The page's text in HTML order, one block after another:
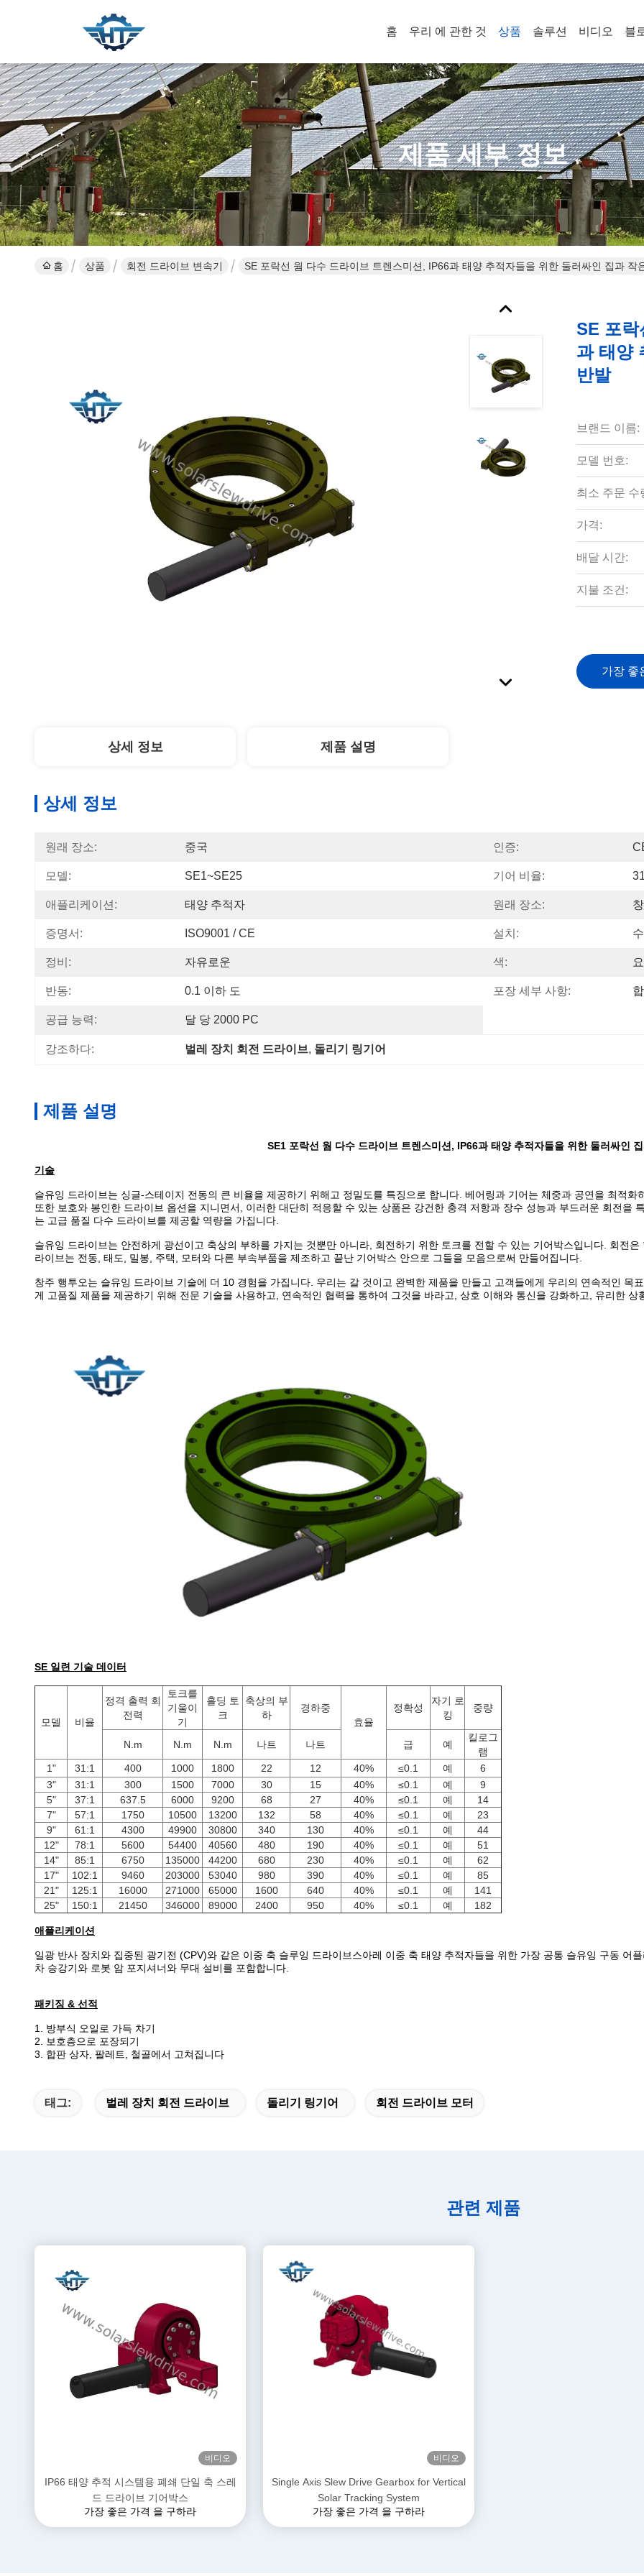
홈 우리 에 관한 것 상품 솔루션 비디오 블
제품 세부 정보
홈 상품 회전 드라이브 변속기 SE 포락선 웜 다수 드라이브 트렌스미션, IP66과 태양 추적자들을 위한 둘러싸인 집과 작
SE 포락
과 태양
반발
브랜드 이름:
모델 번호:
최소 주문 수
가격:
배달 시간:
지불 조건:
가장 좋
상세 정보 제품 설명
상세 정보
원래 장소: 중국 인증:
모델: SE1~SE25 기어 비율:
애플리케이션: 태양 추적자 원래 장소:
증명서: ISO9001 / CE 설치:
정비: 자유로운 색:
반동: 0.1 이하 도 포장 세부 사항:
공급 능력: 달 당 2000 PC
강조하다: 벌레 장치 회전 드라이브, 돌리기 링기어
제품 설명
SE1 포락선 웜 다수 드라이브 트렌스미션, IP66과 태양 추적자들을 위한 둘러싸인
기술
슬유잉 드라이브는 싱글-스테이지 전동의 큰 비율을 제공하기 위해고 정밀도를 특징으로 합니다. 베어링과 기어는 체중과 공연을 최적
또한 보호와 봉인한 드라이브 옵션을 지니면서, 이러한 대단히 적응할 수 있는 상품은 강건한 충격 저항과 장수 성능과 부드러운 회전을
는 고급 품질 다수 드라이브를 제공할 역량을 가집니다.
슬유잉 드라이브는 안전하게 광선이고 축상의 부하를 가지는 것뿐만 아니라, 회전하기 위한 토크를 전할 수 있는 기어박스입니다. 회전
라이브는 전동, 태도, 밀봉, 주택, 모터와 다른 부속부품을 제조하고 끝난 기어박스 안으로 그들을 모음으로써 만들어집니다.
창주 행투오는 슬유잉 드라이브 기술에 더 10 경험을 가집니다. 우리는 갈 것이고 완벽한 제품을 만들고 고객들에게 우리의 연속적인 목
게 고품질 제품을 제공하기 위해 전문 기술을 사용하고, 연속적인 협력을 통하여 그것을 바라고, 상호 이해와 통신을 강화하고, 유리한 상
SE 일련 기술 데이터
모델 비율
정격 출력 회
전력
토크를
기울이
기
홀딩 토
크
축상의 부
하
경하중
효율
정확성
자기 로
킹
중량
N.m N.m N.m 나트 나트 급 예
킬로그
램
1"
31:1 400 1000 1800 22 12 40% ≤0.1 예
6
3"
31:1 300 1500 7000 30 15 40% ≤0.1 예
9
5"
37:1 637.5 6000 9200 68 27 40% ≤0.1 예
14
7"
57:1 1750 10500 13200 132 58 40% ≤0.1 예
23
9"
61:1 4300 49900 30800 340 130 40% ≤0.1 예
44
12"
78:1 5600 54400 40560 480 190 40% ≤0.1 예
51
14"
85:1 6750 135000 44200 680 230 40% ≤0.1 예
62
17"
102:1 9460 203000 53040 980 390 40% ≤0.1 예
85
21"
125:1 16000 271000 65000 1600 640 40% ≤0.1 예
141
25"
150:1 21450 346000 89000 2400 950 40% ≤0.1 예 182
애플리케이션
일광 반사 장치와 집중된 광기전 (CPV)와 같은 이중 축 슬루잉 드라이브스아레 이중 축 태양 추적자들을 위한 가장 공통 슬유잉 구동 어
차 승강기와 로봇 암 포지셔너와 무대 설비를 포함합니다.
패키징 & 선적
1. 방부식 오일로 가득 차기
2. 보호층으로 포장되기
3. 합판 상자, 팔레트, 철골에서 고쳐집니다
태그: 벌레 장치 회전 드라이브 돌리기 링기어 회전 드라이브 모터
관련 제품
비디오
IP66 태양 추적 시스템용 폐쇄 단일 축 스레
드 드라이브 기어박스
가장 좋은 가격 을 구하라
비디오
Single Axis Slew Drive Gearbox for Vertical
Solar Tracking System
가장 좋은 가격 을 구하라